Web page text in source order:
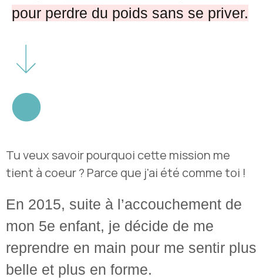
pour perdre du poids sans se priver.
Tu veux savoir pourquoi cette mission me
tient à coeur ? Parce que j'ai été comme toi !
En 2015, suite à l’accouchement de
mon 5e enfant, je décide de me
reprendre en main pour me sentir plus
belle et plus en forme.